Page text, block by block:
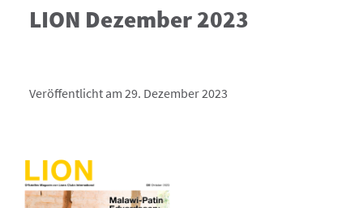
LION Dezember 2023
Veröffentlicht am 29. Dezember 2023